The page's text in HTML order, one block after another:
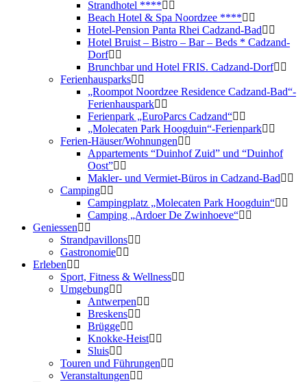
Strandhotel ****
Beach Hotel & Spa Noordzee ****
Hotel-Pension Panta Rhei Cadzand-Bad
Hotel Bruist – Bistro – Bar – Beds * Cadzand-
Dorf
Brunchbar und Hotel FRIS. Cadzand-Dorf
Ferienhausparks
„Roompot Noordzee Residence Cadzand-Bad“-
Ferienhauspark
Ferienpark „EuroParcs Cadzand“
„Molecaten Park Hoogduin“-Ferienpark
Ferien-Häuser/Wohnungen
Appartements “Duinhof Zuid” und “Duinhof
Oost”
Makler- und Vermiet-Büros in Cadzand-Bad
Camping
Campingplatz „Molecaten Park Hoogduin“
Camping „Ardoer De Zwinhoeve“
Geniessen
Strandpavillons
Gastronomie
Erleben
Sport, Fitness & Wellness
Umgebung
Antwerpen
Breskens
Brügge
Knokke-Heist
Sluis
Touren und Führungen
Veranstaltungen